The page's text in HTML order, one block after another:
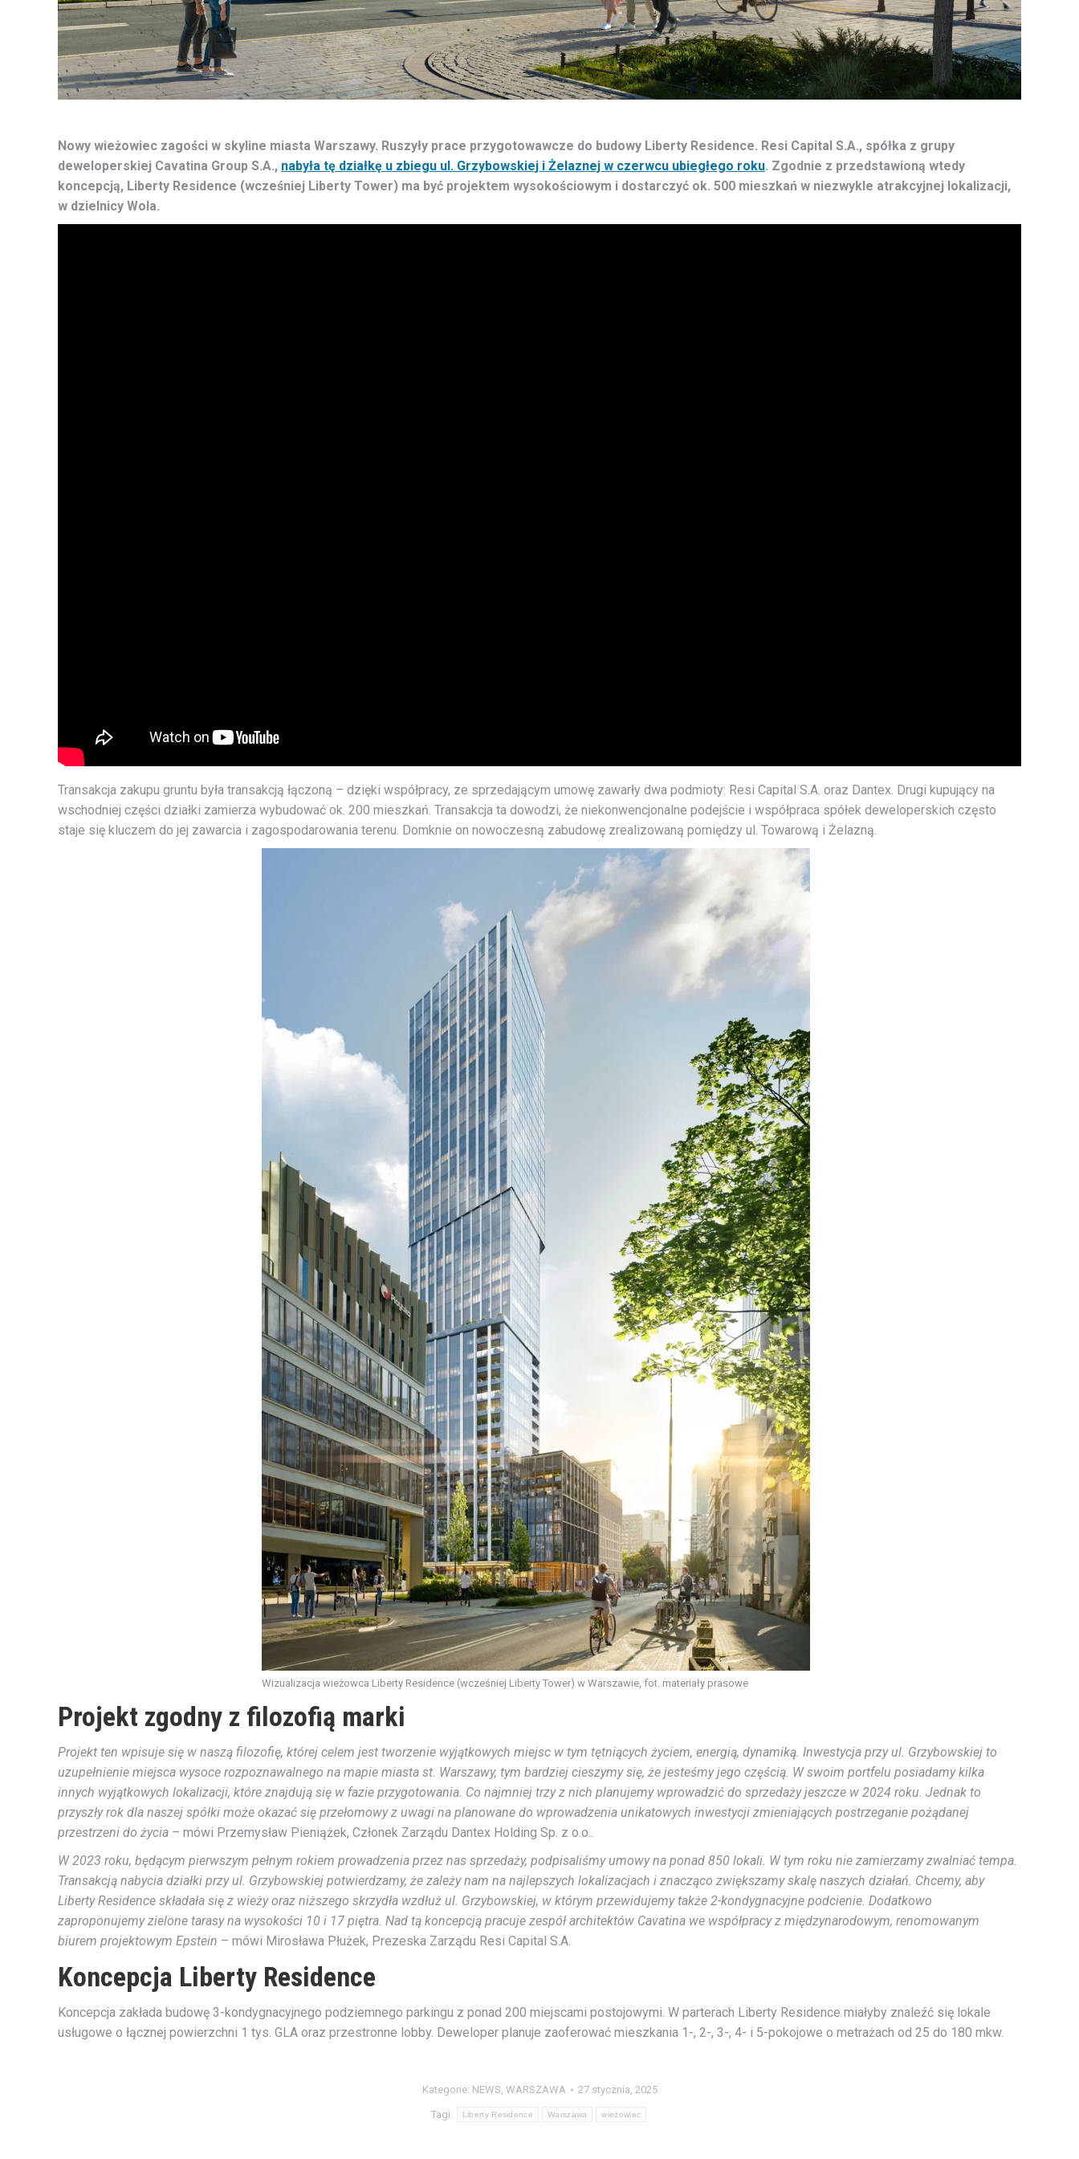
Nowy wieżowiec zagości w skyline miasta Warszawy. Ruszyły prace przygotowawcze do budowy Liberty Residence. Resi Capital S.A., spółka z grupy
deweloperskiej Cavatina Group S.A., nabyła tę działkę u zbiegu ul. Grzybowskiej i Żelaznej w czerwcu ubiegłego roku. Zgodnie z przedstawioną wtedy
koncepcją, Liberty Residence (wcześniej Liberty Tower) ma być projektem wysokościowym i dostarczyć ok. 500 mieszkań w niezwykle atrakcyjnej lokalizacji,
w dzielnicy Wola.
Transakcja zakupu gruntu była transakcją łączoną – dzięki współpracy, ze sprzedającym umowę zawarły dwa podmioty: Resi Capital S.A. oraz Dantex. Drugi kupujący na
wschodniej części działki zamierza wybudować ok. 200 mieszkań. Transakcja ta dowodzi, że niekonwencjonalne podejście i współpraca spółek deweloperskich często
staje się kluczem do jej zawarcia i zagospodarowania terenu. Domknie on nowoczesną zabudowę zrealizowaną pomiędzy ul. Towarową i Żelazną.
Wizualizacja wieżowca Liberty Residence (wcześniej Liberty Tower) w Warszawie, fot. materiały prasowe
Projekt zgodny z filozofią marki
Projekt ten wpisuje się w naszą filozofię, której celem jest tworzenie wyjątkowych miejsc w tym tętniących życiem, energią, dynamiką. Inwestycja przy ul. Grzybowskiej to
uzupełnienie miejsca wysoce rozpoznawalnego na mapie miasta st. Warszawy, tym bardziej cieszymy się, że jesteśmy jego częścią. W swoim portfelu posiadamy kilka
innych wyjątkowych lokalizacji, które znajdują się w fazie przygotowania. Co najmniej trzy z nich planujemy wprowadzić do sprzedaży jeszcze w 2024 roku. Jednak to
przyszły rok dla naszej spółki może okazać się przełomowy z uwagi na planowane do wprowadzenia unikatowych inwestycji zmieniających postrzeganie pożądanej
przestrzeni do życia – mówi Przemysław Pieniążek, Członek Zarządu Dantex Holding Sp. z o.o..
W 2023 roku, będącym pierwszym pełnym rokiem prowadzenia przez nas sprzedaży, podpisaliśmy umowy na ponad 850 lokali. W tym roku nie zamierzamy zwalniać tempa.
Transakcją nabycia działki przy ul. Grzybowskiej potwierdzamy, że zależy nam na najlepszych lokalizacjach i znacząco zwiększamy skalę naszych działań. Chcemy, aby
Liberty Residence składała się z wieży oraz niższego skrzydła wzdłuż ul. Grzybowskiej, w którym przewidujemy także 2-kondygnacyjne podcienie. Dodatkowo
zaproponujemy zielone tarasy na wysokości 10 i 17 piętra. Nad tą koncepcją pracuje zespół architektów Cavatina we współpracy z międzynarodowym, renomowanym
biurem projektowym Epstein – mówi Mirosława Płużek, Prezeska Zarządu Resi Capital S.A.
Koncepcja Liberty Residence
Koncepcja zakłada budowę 3-kondygnacyjnego podziemnego parkingu z ponad 200 miejscami postojowymi. W parterach Liberty Residence miałyby znaleźć się lokale
usługowe o łącznej powierzchni 1 tys. GLA oraz przestronne lobby. Deweloper planuje zaoferować mieszkania 1-, 2-, 3-, 4- i 5-pokojowe o metrażach od 25 do 180 mkw.
Kategorie: NEWS, WARSZAWA 27 stycznia, 2025
Tagi: Liberty Residence Warszawa wieżowiec